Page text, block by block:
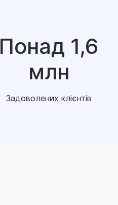
Понад 1,6
млн
Задоволених клієнтів